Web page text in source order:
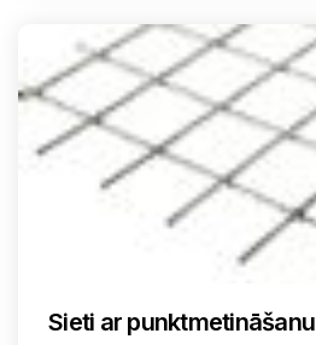
Sieti ar punktmetināšanu